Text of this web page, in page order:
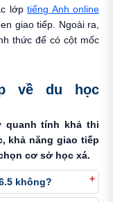
lớptiếng Anh online
giao tiếp. Ngoài ra,
thức để có cột mốc
về du học
quanh tính khả thi
khả năng giao tiếp
cơ sở học xá.
không?